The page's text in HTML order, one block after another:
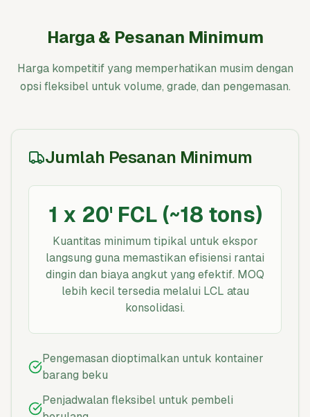
Harga & Pesanan Minimum
Harga kompetitif yang memperhatikan musim dengan
opsi fleksibel untuk volume, grade, dan pengemasan.
Jumlah Pesanan Minimum
1 x 20' FCL (~18 tons)
Kuantitas minimum tipikal untuk ekspor
langsung guna memastikan efisiensi rantai
dingin dan biaya angkut yang efektif. MOQ
lebih kecil tersedia melalui LCL atau
konsolidasi.
Pengemasan dioptimalkan untuk kontainer
barang beku
Penjadwalan fleksibel untuk pembeli